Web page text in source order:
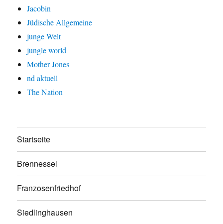
Jacobin
Jüdische Allgemeine
junge Welt
jungle world
Mother Jones
nd aktuell
The Nation
Startseite
Brennessel
Franzosenfriedhof
Siedlinghausen